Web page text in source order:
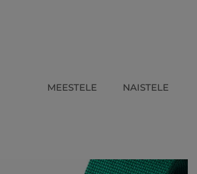
MEESTELE NAISTELE